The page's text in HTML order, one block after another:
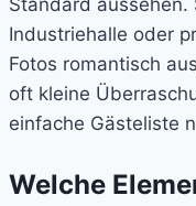
Standard aussehen.
Industriehalle oder
Fotos romantisch
oft kleine
einfache Gästeliste
Welche